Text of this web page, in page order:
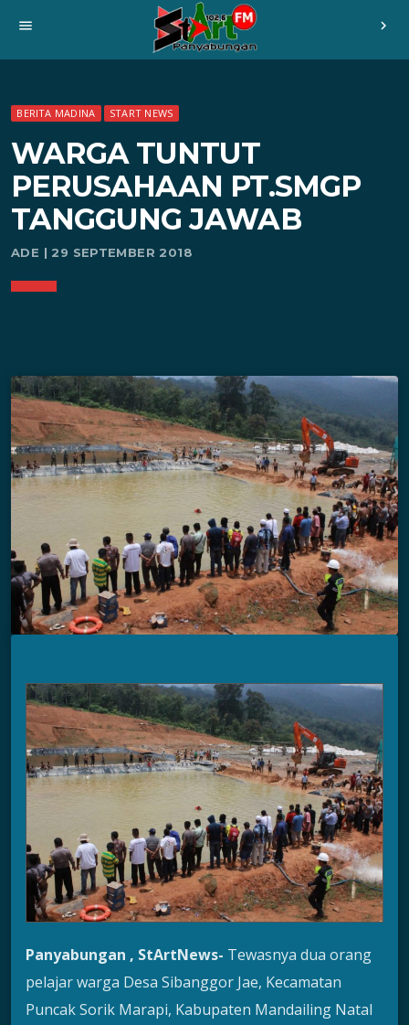
menu chevron_right
BERITA MADINA START NEWS
WARGA TUNTUT
PERUSAHAAN PT.SMGP
TANGGUNG JAWAB
ADE | 29 SEPTEMBER 2018
Panyabungan , StArtNews- Tewasnya dua orang
pelajar warga Desa Sibanggor Jae, Kecamatan
Puncak Sorik Marapi, Kabupaten Mandailing Natal